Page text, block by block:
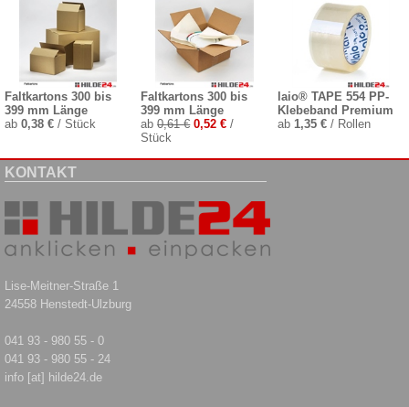
Faltkartons 300 bis
399 mm Länge
ab 0,38 € / Stück
Faltkartons 300 bis
399 mm Länge
ab0,61 € 0,52 € /
Stück
laio® TAPE 554 PP-
Klebeband Premium
ab 1,35 €/ Rollen
KONTAKT
Lise-Meitner-Straße 1
24558 Henstedt-Ulzburg
041 93 - 980 55 - 0
041 93 - 980 55 - 24
info [at] hilde24.de